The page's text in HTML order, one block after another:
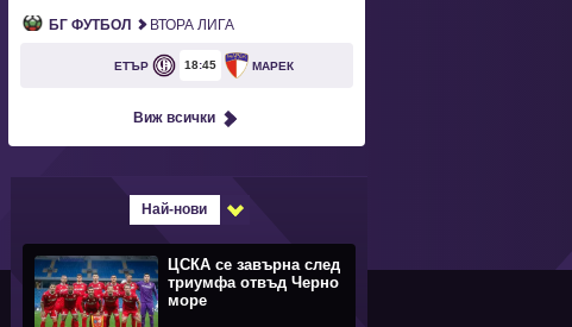
БГ ФУТБОЛ ВТОРА ЛИГА
ЕТЪР 18 45 МАРЕК
Виж всички
Най-нови
ЦСКА се завърна след
триумфа отвъд Черно
море